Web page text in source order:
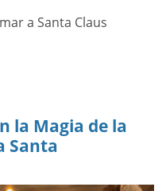
a Santa Claus
la Magia de la
Santa